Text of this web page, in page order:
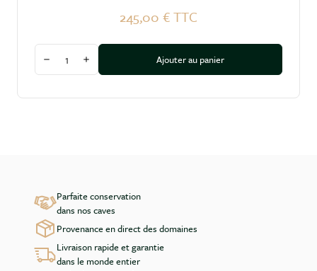
245,00 €TTC
Diminuer la quantité
Augmenter la quantitéAjouter au panier
Parfaite conservation
dans nos caves
Provenance en direct des domaines
Livraison rapide et garantie
dans le monde entier